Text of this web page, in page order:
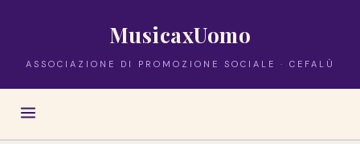
MusicaxUomo
ASSOCIAZIONE DI PROMOZIONE SOCIALE · CEFALÙ